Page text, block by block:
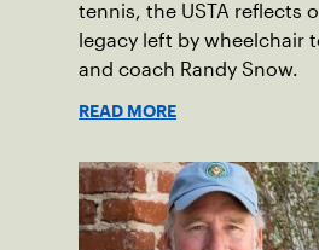
tennis, the USTA reflects
legacy left by wheelchair
and coach Randy Snow.
READ MORE